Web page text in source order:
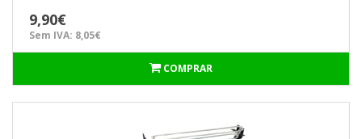
9,90€
Sem IVA: 8,05€
COMPRAR